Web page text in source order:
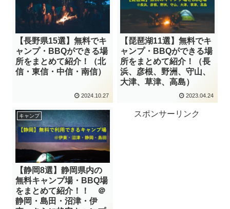
【長野県15選】無料でキ
ャンプ・BBQができる場
所をまとめて紹介！（北
信・東信・中信・南信）
2024.10.27
【琵琶湖11選】無料でキ
ャンプ・BBQができる場
所をまとめて紹介！（長
浜、彦根、野洲、守山、
大津、草津、高島）
2023.04.24
キャンプ
【静岡8選】静岡県内の
無料キャンプ場・BBQ場
をまとめて紹介！！ ＠
静岡・島田・沼津・伊
スポンサーリンク